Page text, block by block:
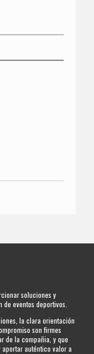
soluciones y
eventos deportivos.
la clara orientación
son firmes
de la compañia, y que
auténtico valor a